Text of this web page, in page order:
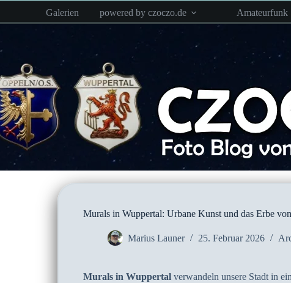
springen
Galerien powered by czoczo.de Amateurfunk
Murals in Wuppertal: Urbane Kunst und das Erbe
Marius Launer 25. Februar 2026
Murals in Wuppertalverwandeln unsere Stadt in